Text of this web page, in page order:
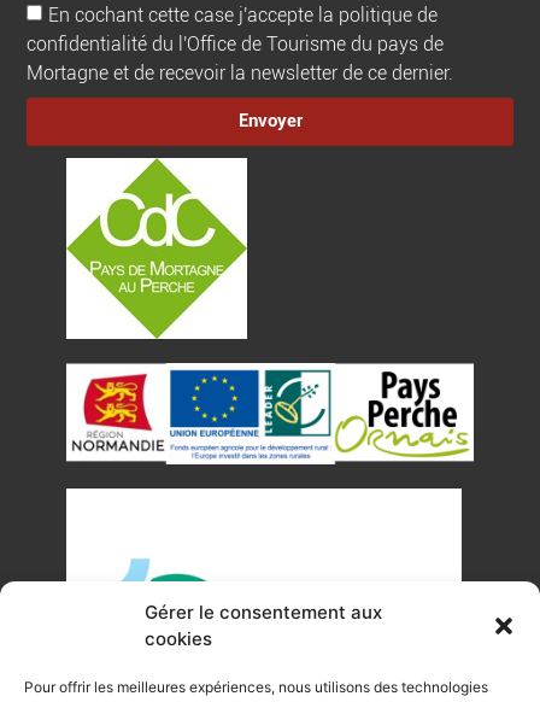
Gérer le consentement aux
cookies
Pour offrir les meilleures expériences, nous utilisons des technologies
En cochant cette case j'accepte la politique de
confidentialité du l'Office de Tourisme du pays de
Mortagne et de recevoir la newsletter de ce dernier.
Envoyer